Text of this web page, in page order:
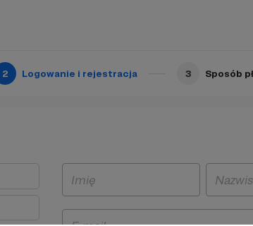
2 Logowanie i rejestracja 3 Sposób